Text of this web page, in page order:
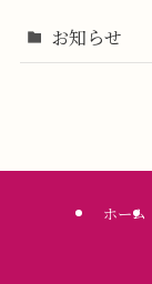
お知らせ
ホーム